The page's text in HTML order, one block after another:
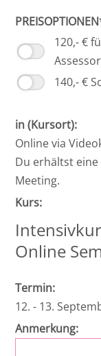
120,- €
140,- €
in (Kursort):
Online via
Du erhältst
Meeting.
Kurs:
Online
Termin:
12. - 13.
Anmerkung: